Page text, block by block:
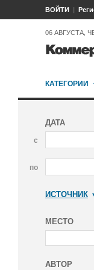
ВОЙТИ
06 АВГУСТА,
КАТЕГОРИИ
ДАТА
с
по
ИСТОЧНИК
МЕСТО
АВТОР